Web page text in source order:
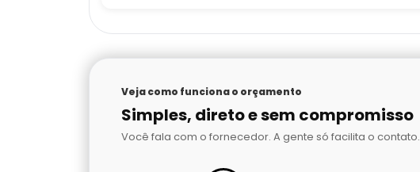
Veja como funciona o orçamento
Simples, direto e sem compromisso
Você fala com o fornecedor. A gente só facilita o contato.